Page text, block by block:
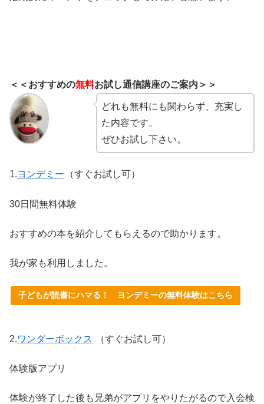
＜＜おすすめの無料お試し通信講座のご案内＞＞
どれも無料にも関わらず、充実し
た内容です。
ぜひお試し下さい。
1.ヨンデミー （すぐお試し可）
30日間無料体験
おすすめの本を紹介してもらえるので助かります。
我が家も利用しました。
子どもが読書にハマる！ ヨンデミーの無料体験はこちら
2.ワンダーボックス （すぐお試し可）
体験版アプリ
体験が終了した後も兄弟がアプリをやりたがるので入会検